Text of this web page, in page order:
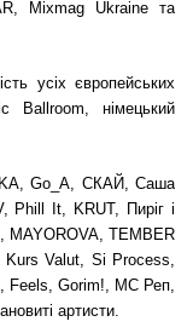
Mixmag Ukraine та
усіх європейських
Ballroom, німецький
Go_A, СКАЙ, Саша
Phill It, KRUT, Пиріг і
MAYOROVA, TEMBER
Kurs Valut, Si Process,
Feels, Gorim!, MC Реп,
артисти.